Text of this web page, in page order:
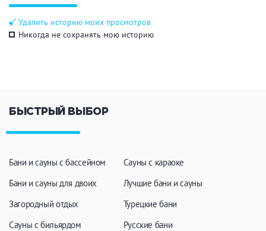
Бильярд
Удобства
На берегу водоема
Собственная парковка
Удалить историю моих просмотров
Никогда не сохранять мою историю
БЫСТРЫЙ ВЫБОР
Бани и сауны с бассейном
Бани и сауны для двоих
Загородный отдых
Сауны с бильярдом
Сауны с караоке
Лучшие бани и сауны
Турецкие бани
Русские бани